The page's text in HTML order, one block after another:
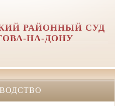
РАЙОННЫЙ СУД
НА-ДОНУ